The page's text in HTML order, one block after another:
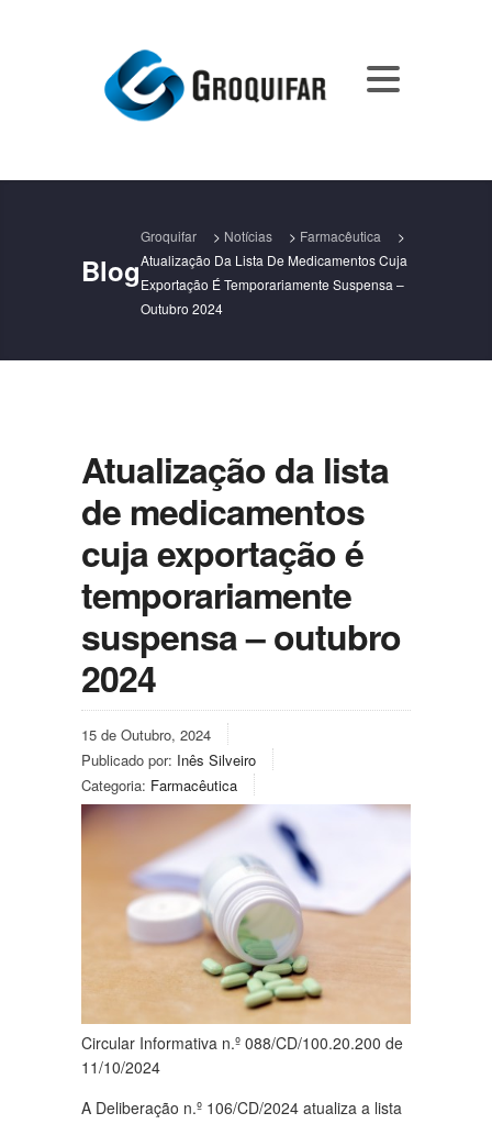
Blog
Groquifar > Notícias > Farmacêutica
>
Atualização Da Lista De Medicamentos Cuja
Exportação É Temporariamente Suspensa –
Outubro 2024
Atualização da lista
de medicamentos
cuja exportação é
temporariamente
suspensa – outubro
2024
15 de Outubro, 2024
Publicado por: Inês Silveiro
Categoria: Farmacêutica
Circular Informativa n.º 088/CD/100.20.200 de
11/10/2024
A Deliberação n.º 106/CD/2024 atualiza a lista